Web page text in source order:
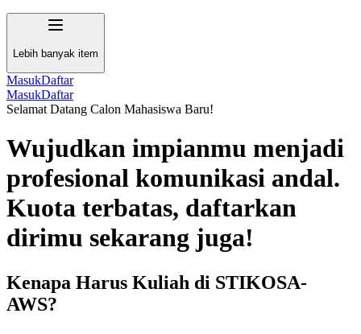
Lebih banyak item
MasukDaftar
MasukDaftar
Selamat Datang Calon Mahasiswa Baru!
Wujudkan impianmu menjadi
profesional komunikasi andal.
Kuota terbatas, daftarkan
dirimu sekarang juga!
Kenapa Harus Kuliah di STIKOSA-
AWS?